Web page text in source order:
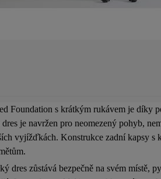
Foundation s krátkým rukávem je díky
je navržen pro neomezený pohyb,
vyjížďkách. Konstrukce zadní kapsy s
dres zůstává bezpečně na svém místě,